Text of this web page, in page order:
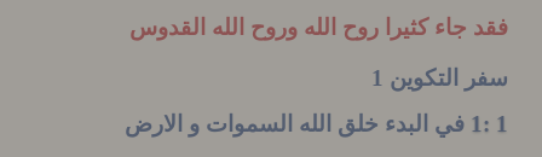
جاء كثيرا روح الله وروح الله القدوس
التكوين 1
في البدء خلق الله السموات و الارض